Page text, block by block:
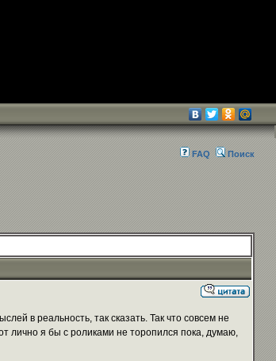
FAQ Поиск
в реальность, так сказать. Так что совсем не
лично я бы с роликами не торопился пока, думаю,